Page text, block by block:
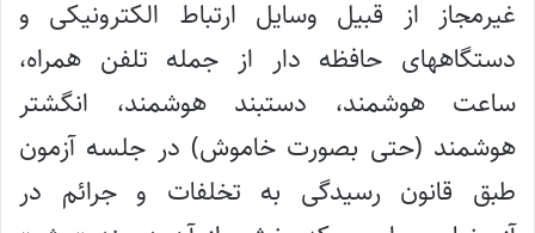
غیرمجاز از قبیل وسایل ارتباط الکترونیکی و
دستگاههای حافظه دار از جمله تلفن همراه،
ساعت هوشمند، دستبند هوشمند، انگشتر
هوشمند (حتی بصورت خاموش) در جلسه آزمون
طبق قانون رسیدگی به تخلفات و جرائم در